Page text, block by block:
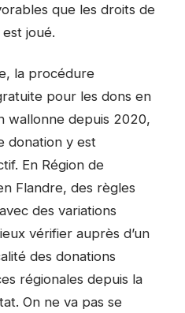
que les droits de
joué.
la procédure
pour les dons en
wallonne depuis 2020,
donation y est
En Région de
Flandre, des règles
des variations
vérifier auprès d’un
des donations
régionales depuis la
On ne va pas se